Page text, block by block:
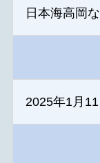
日本海高岡
2025年1月